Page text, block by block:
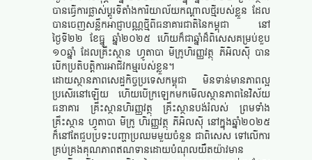
បានធ្វើការផ្លាស់ប្តូរទីតាំងការិយាល័យកណ្តាលថ្មីរបស់ខ្លួន ដែល
បានចេញសន្លឹកអាជ្ញាបណ្ណថ្មីពីធនាគារជាតិនៃកម្ពុជា នៅ
ថ្ងៃទី២២ ខែធ្នូ ឆ្នាំ២០២៥ ហើយក៏ជាឆ្នាំដ៏ពិសេសគម្រប់ខួប
១០ឆ្នាំ ដែលគ្រឹះស្ថាន ហ្វូតាបា មីក្រូហិរញ្ញវត្ថុ ភីអិលស៊ី បាន
បើកប្រតិបត្តិការអាជីវកម្មរបស់ខ្លួន។
ដោយស្ថានភាពសេដ្ឋកិច្ចប្រទេសកម្ពុជា មិនទាន់មានភាពល្អ
ប្រសើរនៅឡើយ ហើយបើក្រឡេកមកមើលស្ថានភាពនៃវិស័យ
ធនាគារ គ្រឹះស្ថានហិរញ្ញវត្ថុ គ្រឹះស្ថានបង់រំលស់ ព្រមទាំង
គ្រឹះស្ថាន ហ្វូតាបា មីក្រូ ហិរញ្ញវត្ថុ ភីអិលស៊ី នៅក្នុងឆ្នាំ២០២៥
ក៏នៅតែជួបប្រទះបញ្ហាប្រឈមមួយចំនួន ជាពិសេស ទៅលើការ
គ្រប់គ្រងគុណភាពឥណទានដោយបំណុលយឺតយ៉ាវមាន